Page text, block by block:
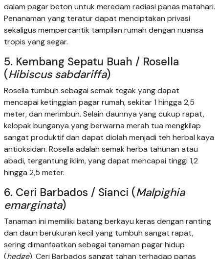
dalam pagar beton untuk meredam radiasi panas matahari.
Penanaman yang teratur dapat menciptakan privasi
sekaligus mempercantik tampilan rumah dengan nuansa
tropis yang segar.
5. Kembang Sepatu Buah / Rosella
(Hibiscus sabdariffa)
Rosella tumbuh sebagai semak tegak yang dapat
mencapai ketinggian pagar rumah, sekitar 1 hingga 2,5
meter, dan merimbun. Selain daunnya yang cukup rapat,
kelopak bunganya yang berwarna merah tua mengkilap
sangat produktif dan dapat diolah menjadi teh herbal kaya
antioksidan. Rosella adalah semak herba tahunan atau
abadi, tergantung iklim, yang dapat mencapai tinggi 1,2
hingga 2,5 meter.
6. Ceri Barbados / Sianci (Malpighia
emarginata)
Tanaman ini memiliki batang berkayu keras dengan ranting
dan daun berukuran kecil yang tumbuh sangat rapat,
sering dimanfaatkan sebagai tanaman pagar hidup
(hedge). Ceri Barbados sangat tahan terhadap panas